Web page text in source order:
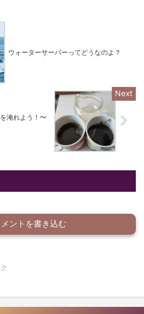
ウォーターサーバーってどうなのよ？
淹れよう！〜
メントを書き込む